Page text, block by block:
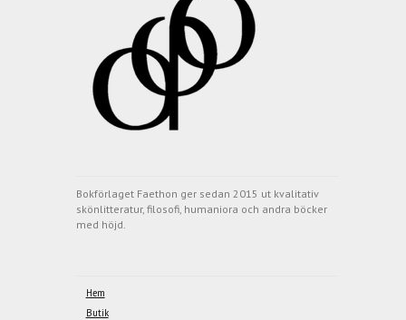
Bokförlaget Faethon ger sedan 2015 ut kvalitativ
skönlitteratur, filosofi, humaniora och andra böcker
med höjd.
Hem
Butik